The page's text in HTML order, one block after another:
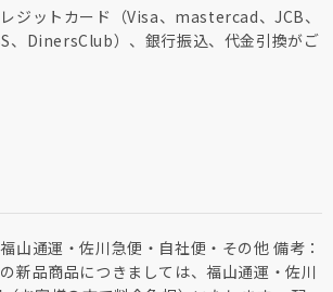
ジットカード（Visa、mastercad、JCB、
、DinersClub）、銀行振込、代金引換がご
山通運・佐川急便・自社便・その他 備考：
新品商品につきましては、福山通運・佐川